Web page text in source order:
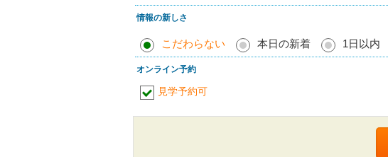
情報の新しさ
こだわらない 本日の新着 1日以内
オンライン予約
見学予約可